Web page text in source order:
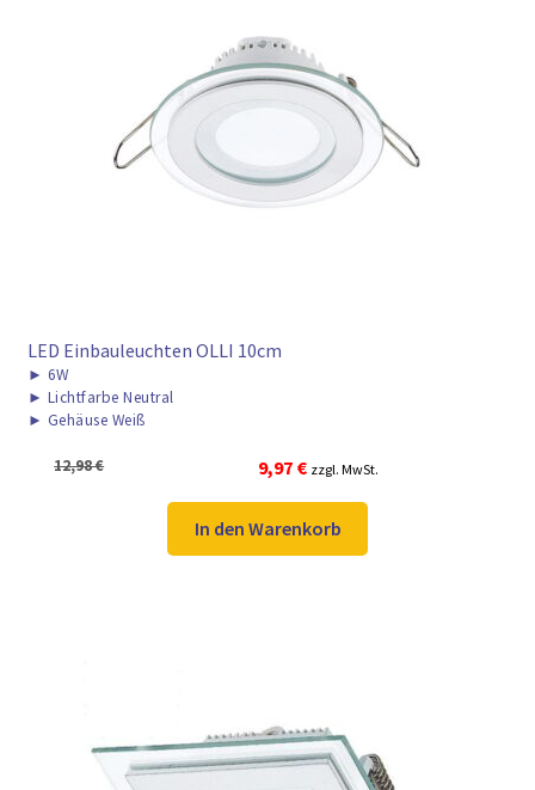
LED Einbauleuchten OLLI 10cm
► 6W
► Lichtfarbe Neutral
► Gehäuse Weiß
12,98€
Ursprünglicher
war:
12,98 €
9,97 €Aktueller
ist:
9,97 €.
zzgl. MwSt.
In den Warenkorb